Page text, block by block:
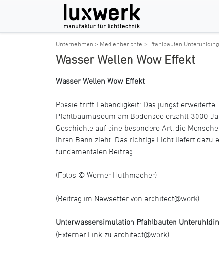
Unternehmen > Medienberichte > Pfahlbauten
Wasser Wellen Wow Effekt
Wasser Wellen Wow Effekt
Poesie trifft Lebendigkeit: Das jüngst erweiterte
Pfahlbaumuseum am Bodensee erzählt 3000
Geschichte auf eine besondere Art, die
ihren Bann zieht. Das richtige Licht liefert dazu
fundamentalen Beitrag.
(Fotos © Werner Huthmacher)
(Beitrag im Newsetter von architect@work)
Unterwassersimulation Pfahlbauten
(Externer Link zu architect@work)